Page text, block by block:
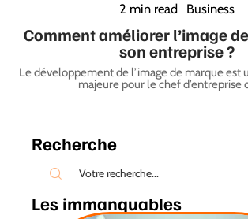
2 min read Business
Comment améliorer l’image
son entreprise ?
Le développement de l’image de marque est
majeure pour le chef d’entreprise
Recherche
Les immanquables